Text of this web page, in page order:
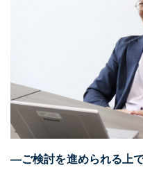
―ご検討を進められる上